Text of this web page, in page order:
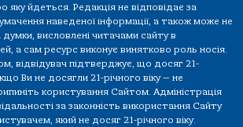
яку йдеться. Редакція не відповідає за
наведеної інформації, а також може не
висловлені читачами сайту в
а сам ресурс виконує винятково роль носія.
відвідувач підтверджує, що досяг 21-
Ви не досягли 21-річного віку — не
користування Сайтом. Адміністрація
за законність використання Сайту
який не досяг 21-річного віку.